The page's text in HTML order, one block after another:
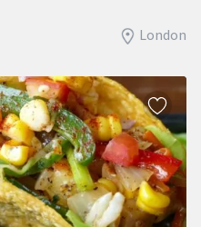
London